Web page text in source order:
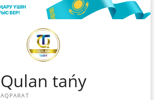
Qulan tańy
AQPARAT